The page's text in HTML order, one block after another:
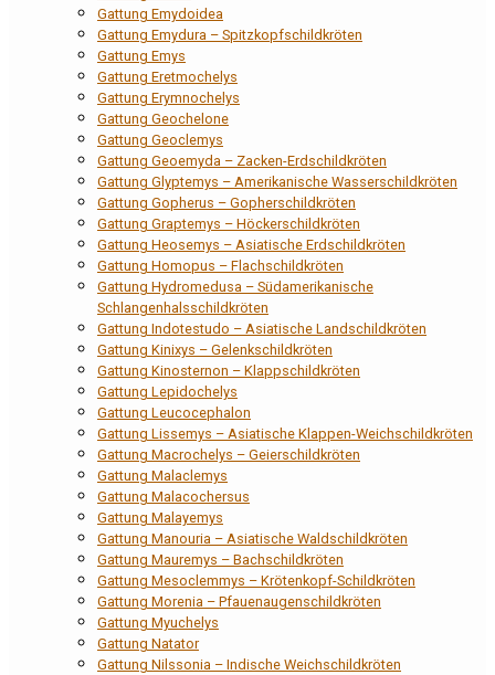
Gattung Emydoidea
Gattung Emydura – Spitzkopfschildkröten
Gattung Emys
Gattung Eretmochelys
Gattung Erymnochelys
Gattung Geochelone
Gattung Geoclemys
Gattung Geoemyda – Zacken-Erdschildkröten
Gattung Glyptemys – Amerikanische Wasserschildkröten
Gattung Gopherus – Gopherschildkröten
Gattung Graptemys – Höckerschildkröten
Gattung Heosemys – Asiatische Erdschildkröten
Gattung Homopus – Flachschildkröten
Gattung Hydromedusa – Südamerikanische
Schlangenhalsschildkröten
Gattung Indotestudo – Asiatische Landschildkröten
Gattung Kinixys – Gelenkschildkröten
Gattung Kinosternon – Klappschildkröten
Gattung Lepidochelys
Gattung Leucocephalon
Gattung Lissemys – Asiatische Klappen-Weichschildkröten
Gattung Macrochelys – Geierschildkröten
Gattung Malaclemys
Gattung Malacochersus
Gattung Malayemys
Gattung Manouria – Asiatische Waldschildkröten
Gattung Mauremys – Bachschildkröten
Gattung Mesoclemmys – Krötenkopf-Schildkröten
Gattung Morenia – Pfauenaugenschildkröten
Gattung Myuchelys
Gattung Natator
Gattung Nilssonia – Indische Weichschildkröten